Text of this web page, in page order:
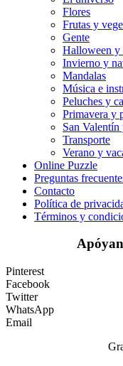
Frutas y vegetales
Halloween y otoño
Invierno y navidad
Música e instrumentos musicales
Peluches y caballos
Primavera y pascua
Verano y vacaciones
Libros para colorear para niños
Nezaradené
Flores
Frutas y
Gente
Halloween y
Invierno y
Mandalas
Música e
Peluches y
Primavera y
San Valentín
Transporte
Verano y
Online Puzzle
Preguntas
Contacto
Política de
Términos y
Pinterest
Facebook
Twitter
WhatsApp
Email